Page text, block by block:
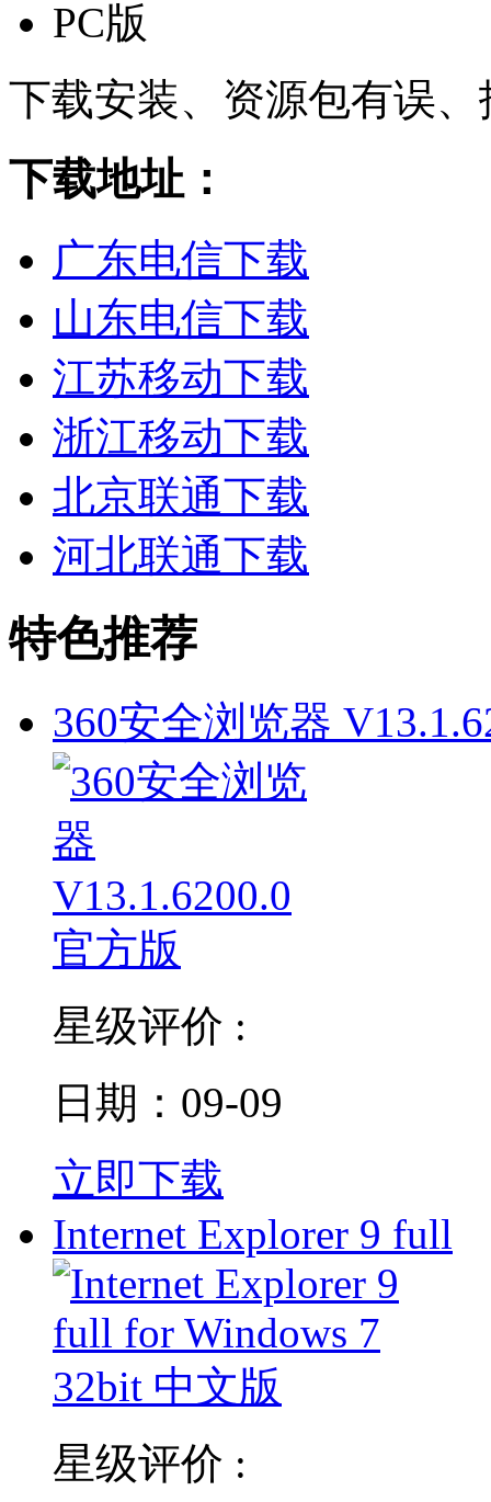
PC版
下载安装、资源包有误
下载地址：
广东电信下载
山东电信下载
江苏移动下载
浙江移动下载
北京联通下载
河北联通下载
特色推荐
360安全浏览器
星级评价 :
日期：09-09
立即下载
Internet Explorer 9 full
星级评价 :